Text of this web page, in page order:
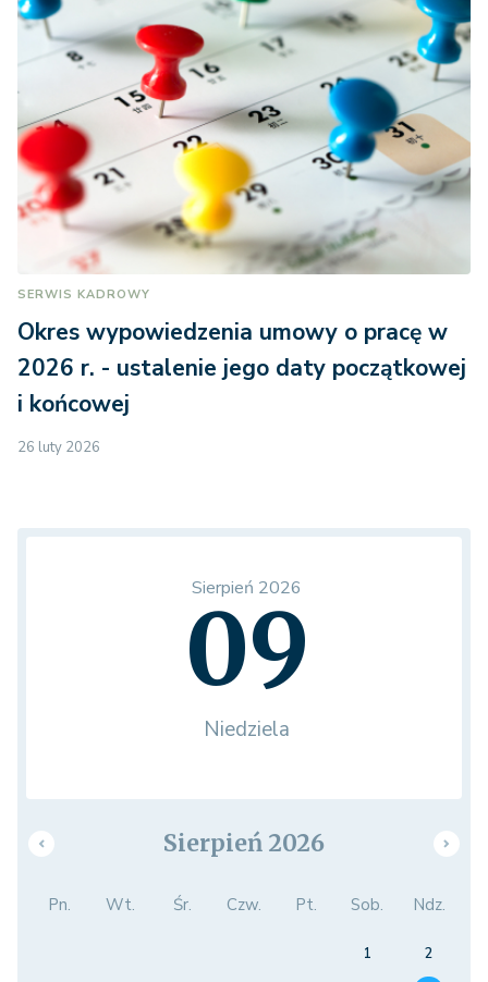
SERWIS KADROWY
Okres wypowiedzenia umowy o pracę w
2026 r. - ustalenie jego daty początkowej
i końcowej
26 luty 2026
Sierpień 2026
09
Niedziela
Sierpień 2026
Pn. Wt. Śr. Czw. Pt. Sob. Ndz.
1
2